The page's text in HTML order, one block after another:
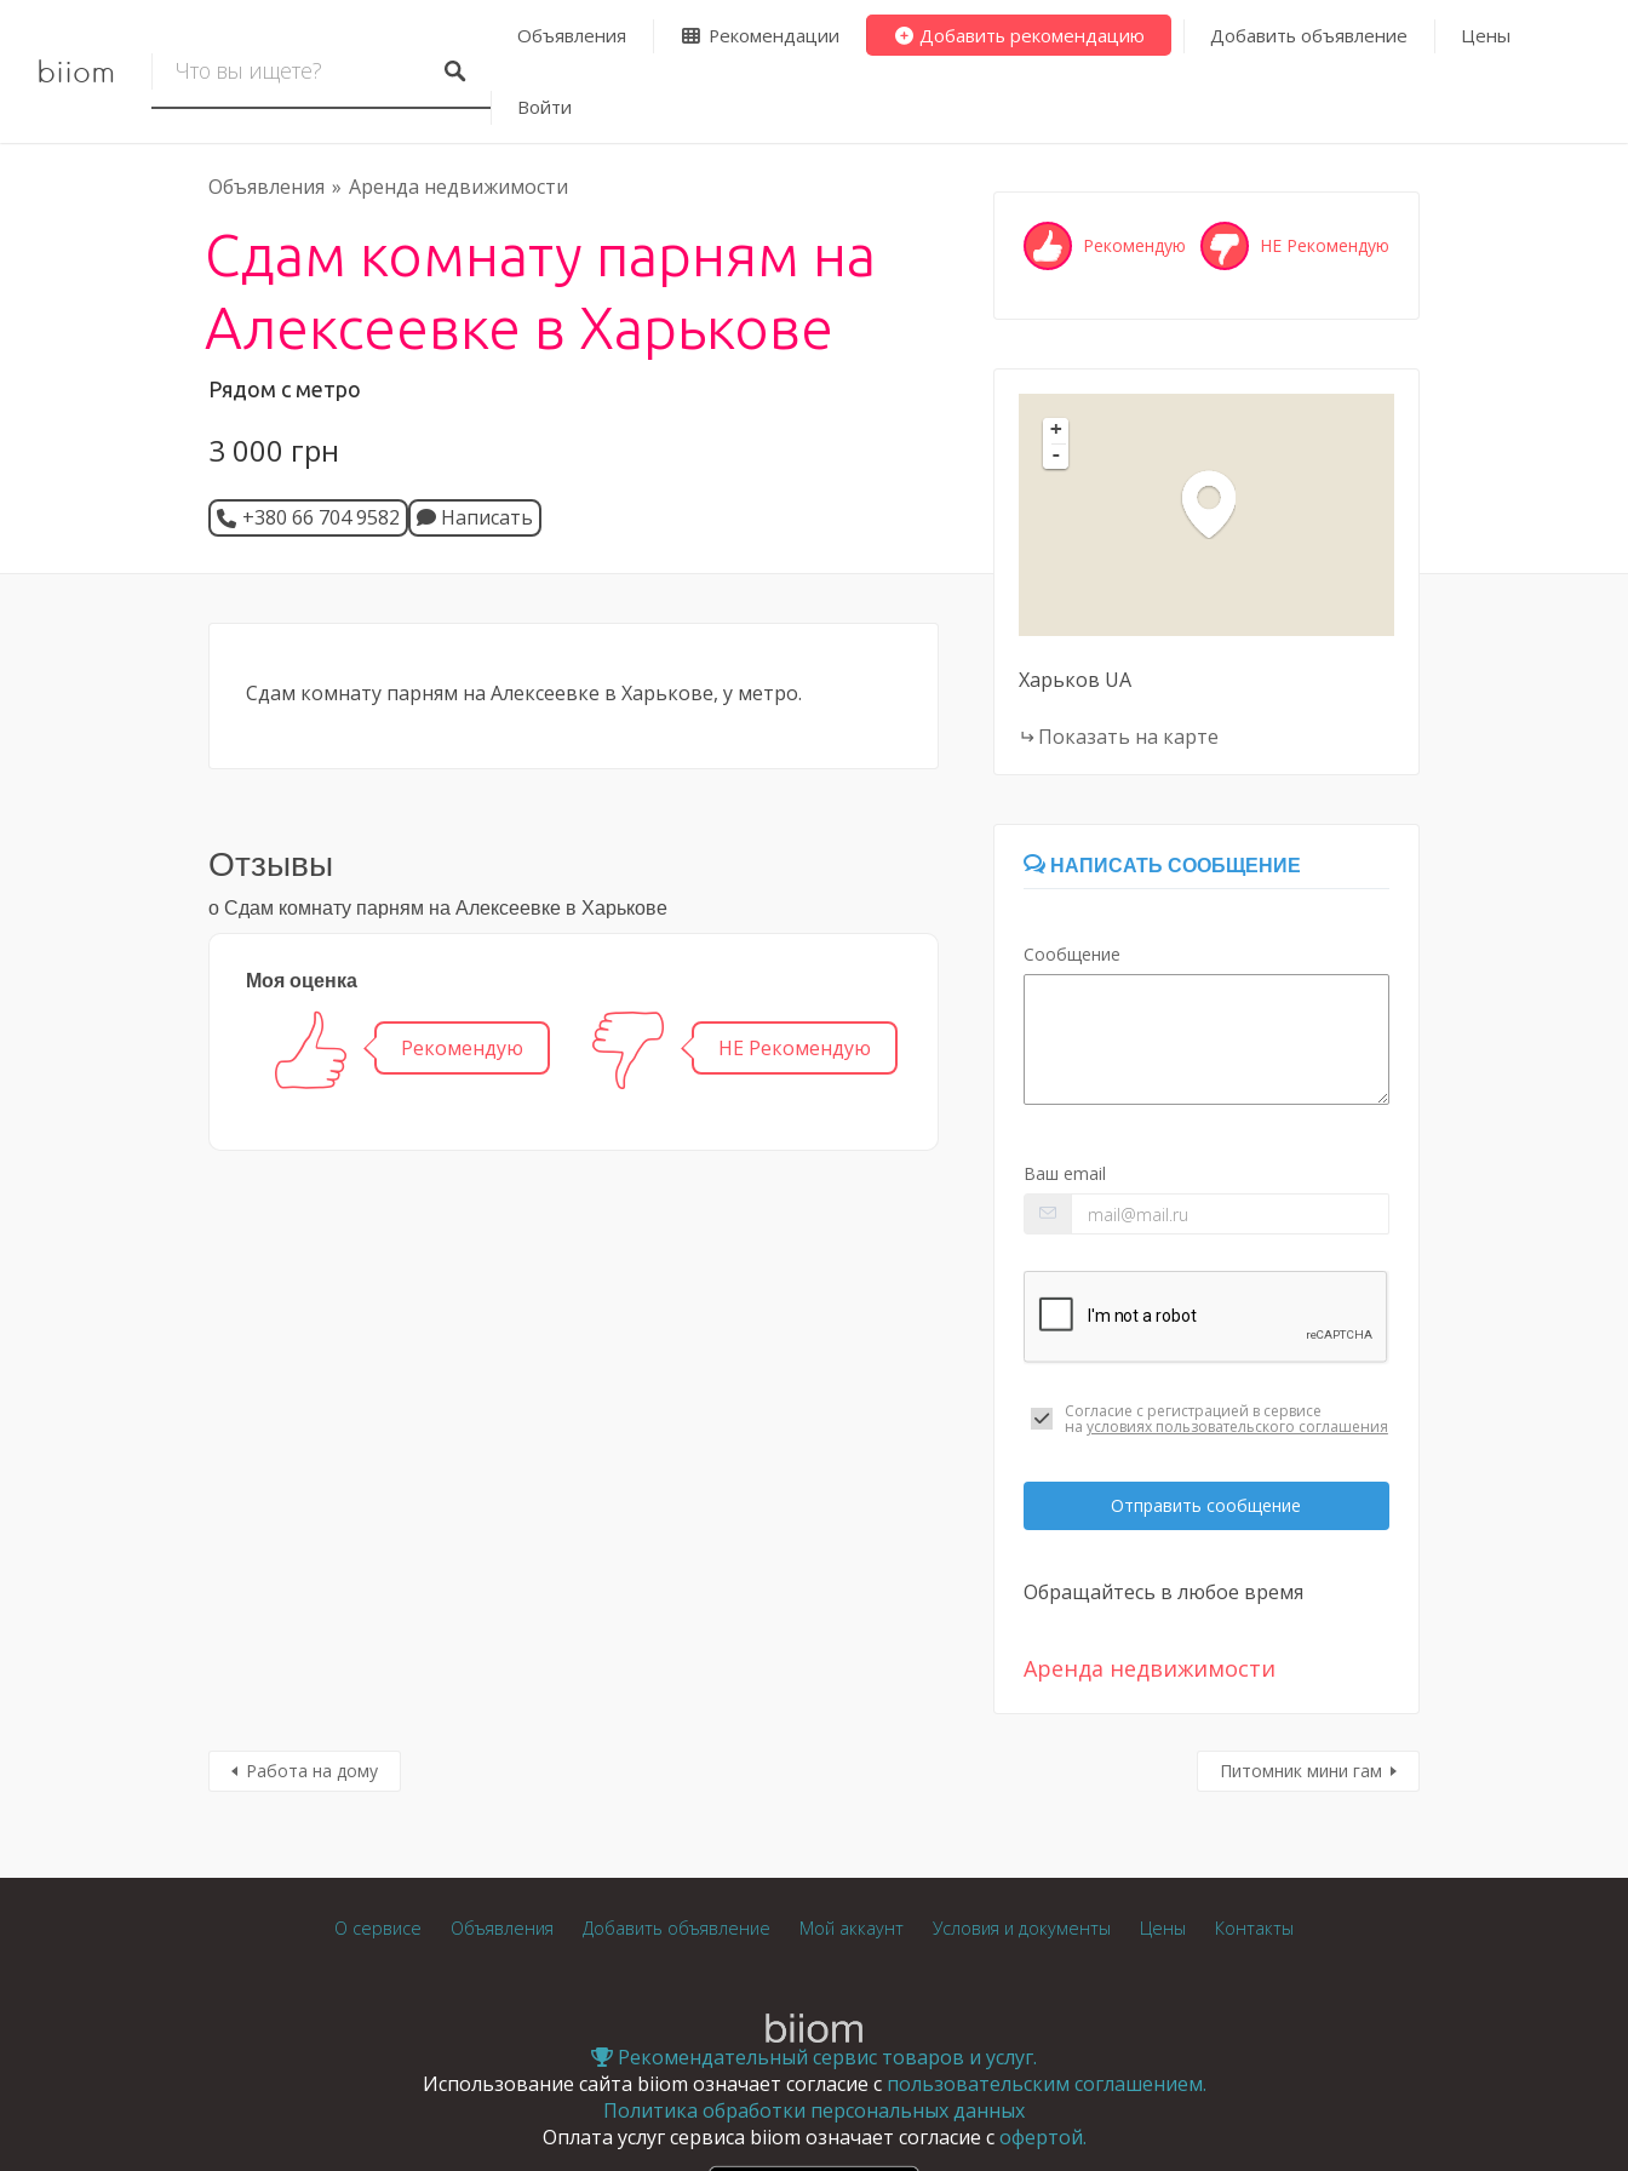
biiom
Объявления Рекомендации Добавить рекомендацию Добавить объявление Цены
Войти
Объявления Аренда недвижимости
Сдам комнату парням на
Алексеевке в Харькове
Рядом с метро
3 000 грн
+380 66 704 9582 Написать
Сдам комнату парням на Алексеевке в Харькове, у метро.
Отзывы
о Сдам комнату парням на Алексеевке в Харькове
Моя оценка
Рекомендую НЕ Рекомендую
Рекомендую НЕ Рекомендую
+
-
Харьков UA
Показать на карте
НАПИСАТЬ СООБЩЕНИЕ
Сообщение
Ваш email
Согласие с регистрацией в сервисе
на условиях пользовательского соглашения
Отправить сообщение
Обращайтесь в любое время
Аренда недвижимости
Работа на дому Питомник мини гам
О сервисе Объявления Добавить объявление Мой аккаунт Условия и документы Цены Контакты
Рекомендательный сервис товаров и услуг.
Использование сайта biiom означает согласие с пользовательским соглашением.
Политика обработки персональных данных
Оплата услуг сервиса biiom означает согласие софертой.